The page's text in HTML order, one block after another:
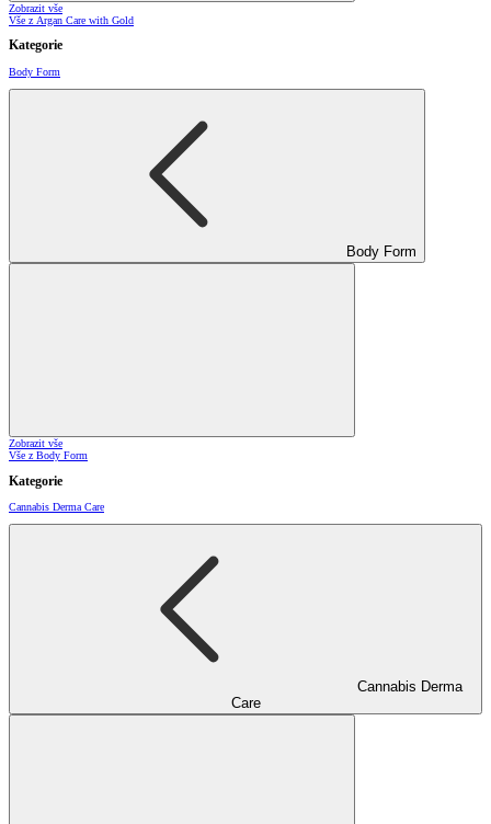
Zobrazit vše
Vše z Argan Care with Gold
Kategorie
Body Form
Body Form
Zobrazit vše
Vše z Body Form
Kategorie
Cannabis Derma Care
Cannabis Derma
Care